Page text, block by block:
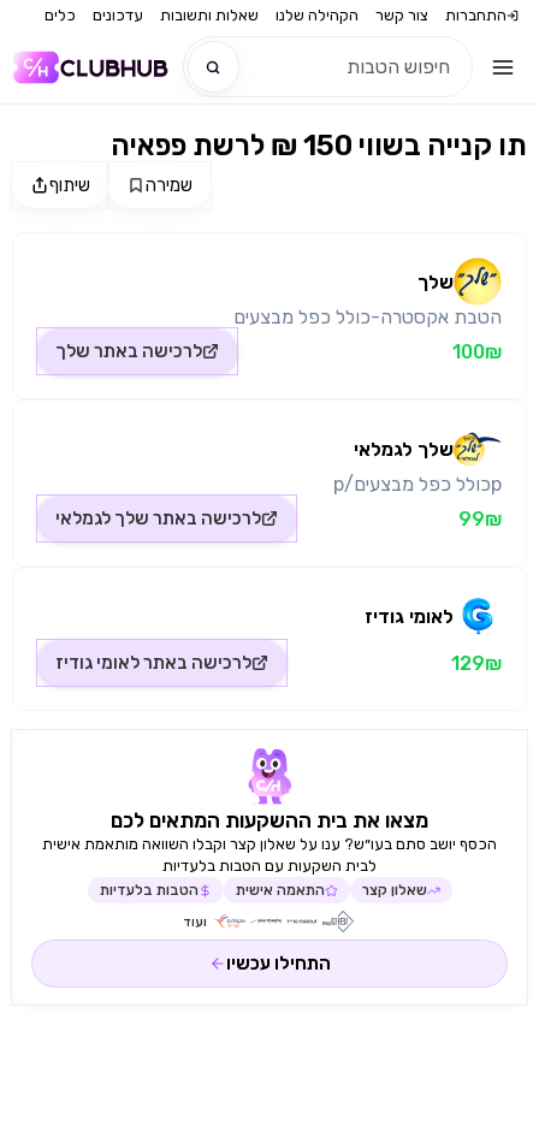
התחברות צור קשר הקהילה שלנו שאלות ותשובות עדכונים כלים
שיתוף שמירה
תו קנייה בשווי 150 ₪ לרשת פפאיה
שלך
הטבת אקסטרה-כולל כפל מבצעים
100₪
לרכישה באתר שלך
שלך לגמלאי
pכולל כפל מבצעים/p
99₪
לרכישה באתר שלך לגמלאי
לאומי גודיז
129₪ לרכישה באתרלאומי גודיז
מצאו את בית ההשקעות המתאים לכם
הכסף יושב סתם בעו״ש? ענו על שאלון קצר וקבלו השוואה מותאמת אישית
לבית השקעות עם הטבות בלעדיות
שאלון קצר התאמה אישית הטבות בלעדיות
ועוד
התחילו עכשיו